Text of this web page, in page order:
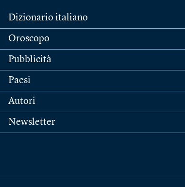
Dizionario italiano
Oroscopo
Pubblicità
Paesi
Autori
Newsletter